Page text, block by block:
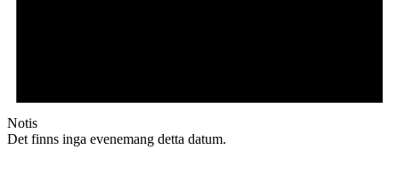
Notis
Det finns inga evenemang detta datum.